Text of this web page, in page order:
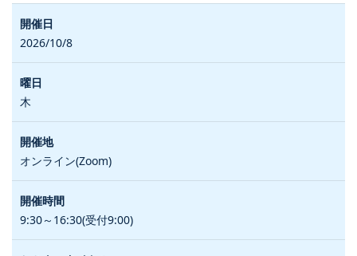
2026/10/8
木
オンライン(Zoom)
9:30～16:30(受付9:00)